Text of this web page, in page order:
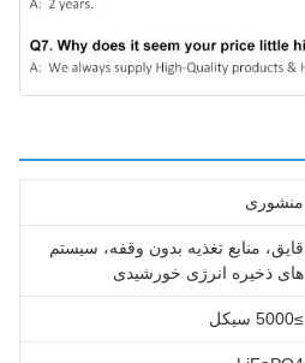
منشوری
قایق، منابع تغذیه بدون وقفه، سیستم
های ذخیره انرژی خورشیدی
≥5000 سیکل